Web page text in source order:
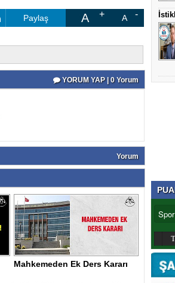
Paylaş A A
YORUM YAP | 0 Yorum
Yorum
Mahkemeden Ek Ders Kararı